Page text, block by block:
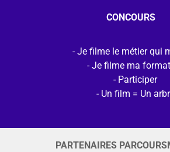
CONCOURS
Je filme le métier qui
Je filme ma
Participer
Un film = Un
PARTENAIRES